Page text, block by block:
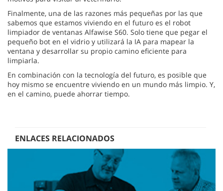
Finalmente, una de las razones más pequeñas por las que
sabemos que estamos viviendo en el futuro es el robot
limpiador de ventanas Alfawise S60. Solo tiene que pegar el
pequeño bot en el vidrio y utilizará la IA para mapear la
ventana y desarrollar su propio camino eficiente para
limpiarla.
En combinación con la tecnología del futuro, es posible que
hoy mismo se encuentre viviendo en un mundo más limpio. Y,
en el camino, puede ahorrar tiempo.
ENLACES RELACIONADOS